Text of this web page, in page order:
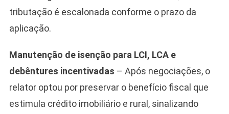
tributação é escalonada conforme o prazo da
aplicação.
Manutenção de isenção para LCI, LCA e
debêntures incentivadas – Após negociações, o
relator optou por preservar o benefício fiscal que
estimula crédito imobiliário e rural, sinalizando